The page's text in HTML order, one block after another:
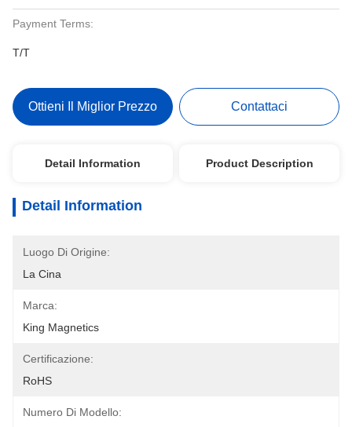
Payment Terms:
T/T
Ottieni Il Miglior Prezzo Contattaci
Detail Information Product Description
Detail Information
Luogo Di Origine:
La Cina
Marca:
King Magnetics
Certificazione:
RoHS
Numero Di Modello: